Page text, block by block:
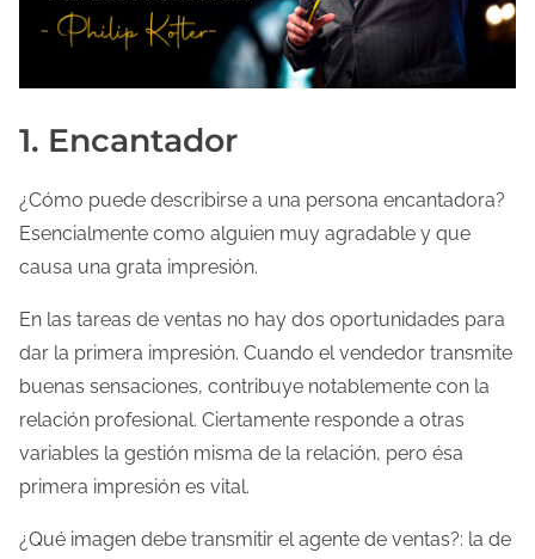
d
1. Encantador
¿Cómo puede describirse a una persona encantadora?
Esencialmente como alguien muy agradable y que
causa una grata impresión.
En las tareas de ventas no hay dos oportunidades para
dar la primera impresión. Cuando el vendedor transmite
buenas sensaciones, contribuye notablemente con la
relación profesional. Ciertamente responde a otras
variables la gestión misma de la relación, pero ésa
primera impresión es vital.
¿Qué imagen debe transmitir el agente de ventas?: la de